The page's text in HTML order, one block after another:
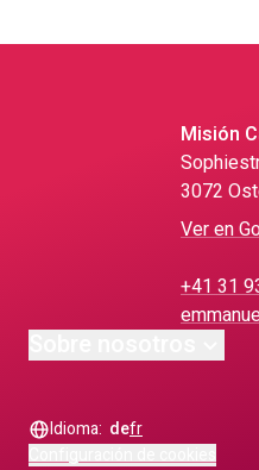
Misión
3072
Ver en
+41 31
Configuración de cookies
Idioma: defr